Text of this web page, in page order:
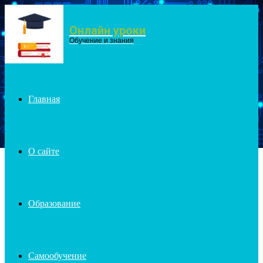
Menu Онлайн уроки
Обучение и знания
Главная
О сайте
Образование
Самообучение